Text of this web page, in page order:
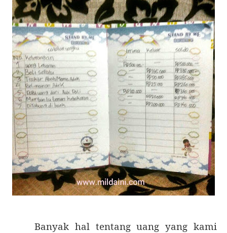
Banyak hal tentang uang yang kami